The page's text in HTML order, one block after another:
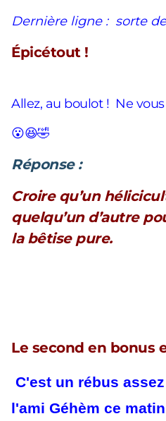
Dernière ligne : sorte
Épicétout !
Allez, au boulot ! Ne
😮😆🤣
Réponse :
Croire qu’un
quelqu’un d’autre
la bêtise pure.
Le second en bonus
C'est un rébus
l'ami Géhèm ce